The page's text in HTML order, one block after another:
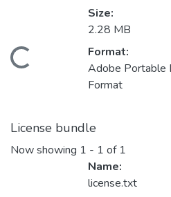
Loading...
Size:
2.28 MB
Format:
Adobe Portable
Format
License bundle
Now showing 1 - 1 of 1
Name:
license.txt